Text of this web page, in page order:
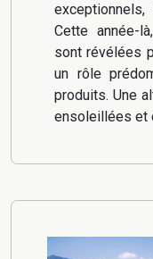
Cette année-
sont révélées
un rôle
produits. Une
ensoleillées et